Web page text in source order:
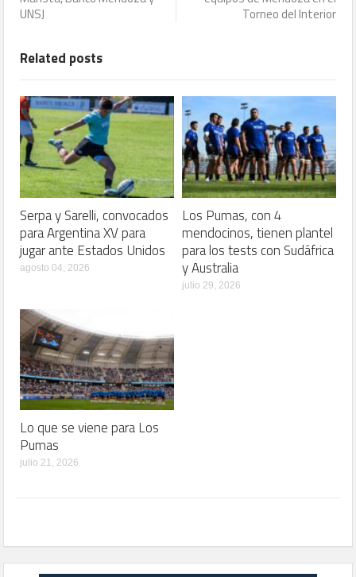
UNSJ
Torneo del Interior
Related posts
Serpa y Sarelli, convocados
para Argentina XV para
jugar ante Estados Unidos
agosto 04, 2026
Los Pumas, con 4
mendocinos, tienen plantel
para los tests con Sudáfrica
y Australia
julio 29, 2026
Lo que se viene para Los
Pumas
julio 21, 2026